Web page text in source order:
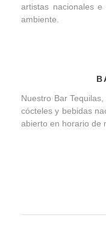
artistas nacionales e
ambiente.
Nuestro Bar
cócteles y bebidas
abierto en horario de